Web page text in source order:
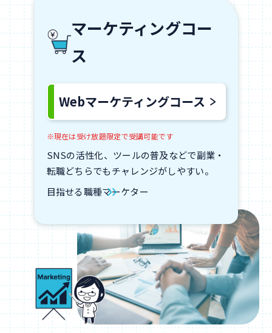
マーケティングコー
ス
Webマーケティングコース
※現在は受け放題限定で受講可能です
SNSの活性化、ツールの普及などで副業・
転職どちらでもチャレンジがしやすい。
目指せる職種マーケター